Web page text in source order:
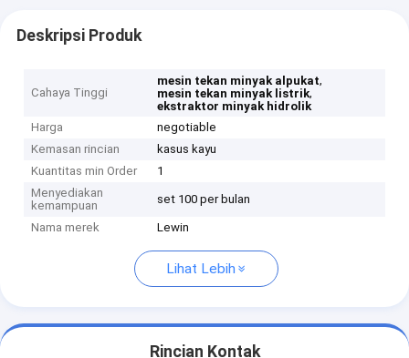
Deskripsi Produk
Cahaya Tinggi
mesin tekan minyak alpukat,
mesin tekan minyak listrik,
ekstraktor minyak hidrolik
Harga
negotiable
Kemasan rincian
kasus kayu
Kuantitas min Order
1
Menyediakan
kemampuan
set 100 per bulan
Nama merek Lewin
Lihat Lebih
Rincian Kontak